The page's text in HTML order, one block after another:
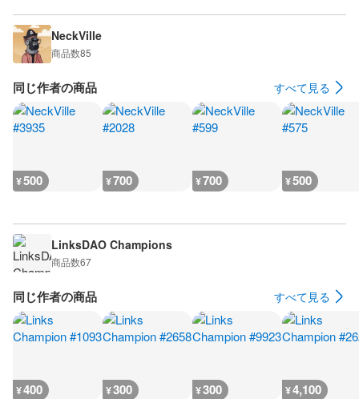
NeckVille
商品数85
同じ作者の商品 すべて見る
¥500 ¥700 ¥700 ¥500
LinksDAO Champions
商品数67
同じ作者の商品 すべて見る
¥400 ¥300 ¥300 ¥4,100